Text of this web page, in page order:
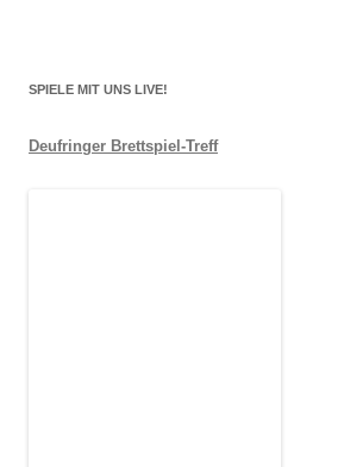
SPIELE MIT UNS LIVE!
Deufringer Brettspiel-Treff